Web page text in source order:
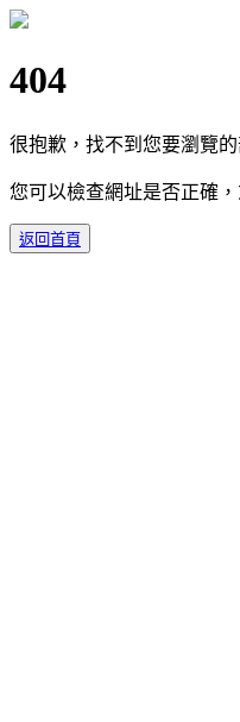
404
很抱歉，找不到您要瀏覽
您可以檢查網址是否正確
返回首頁